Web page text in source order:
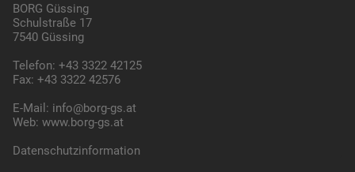
BORG Güssing
Schulstraße 17
7540 Güssing
Telefon: +43 3322 42125
Fax: +43 3322 42576
E-Mail: info@borg-gs.at
Web:www.borg-gs.at
Datenschutzinformation